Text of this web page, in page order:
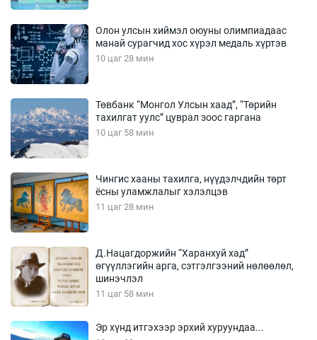
Олон улсын хиймэл оюуны олимпиадаас
манай сурагчид хос хүрэл медаль хүртэв
10 цаг 28 мин
Төвбанк “Монгол Улсын хаад”, “Төрийн
тахилгат уулс” цуврал зоос гаргана
10 цаг 58 мин
Чингис хааны тахилга, нүүдэлчдийн төрт
ёсны уламжлалыг хэлэлцэв
11 цаг 28 мин
Д.Нацагдоржийн “Харанхуй хад”
өгүүллэгийн арга, сэтгэлгээний нөлөөлөл,
шинэчлэл
11 цаг 58 мин
Эр хүнд итгэхээр эрхий хуруундаа...